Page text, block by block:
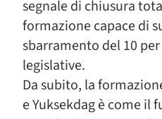
segnale di chiusura
formazione capace di
sbarramento del 10
legislative.
Da subito, la
e Yuksekdag è come il